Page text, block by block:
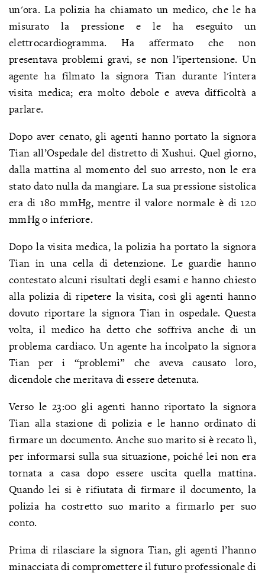
un'ora. La polizia ha chiamato un medico, che le ha
misurato la pressione e le ha eseguito un
elettrocardiogramma. Ha affermato che non
presentava problemi gravi, se non l’ipertensione. Un
agente ha filmato la signora Tian durante l'intera
visita medica; era molto debole e aveva difficoltà a
parlare.
Dopo aver cenato, gli agenti hanno portato la signora
Tian all’Ospedale del distretto di Xushui. Quel giorno,
dalla mattina al momento del suo arresto, non le era
stato dato nulla da mangiare. La sua pressione sistolica
era di 180 mmHg, mentre il valore normale è di 120
mmHg o inferiore.
Dopo la visita medica, la polizia ha portato la signora
Tian in una cella di detenzione. Le guardie hanno
contestato alcuni risultati degli esami e hanno chiesto
alla polizia di ripetere la visita, così gli agenti hanno
dovuto riportare la signora Tian in ospedale. Questa
volta, il medico ha detto che soffriva anche di un
problema cardiaco. Un agente ha incolpato la signora
Tian per i “problemi” che aveva causato loro,
dicendole che meritava di essere detenuta.
Verso le 23:00 gli agenti hanno riportato la signora
Tian alla stazione di polizia e le hanno ordinato di
firmare un documento. Anche suo marito si è recato lì,
per informarsi sulla sua situazione, poiché lei non era
tornata a casa dopo essere uscita quella mattina.
Quando lei si è rifiutata di firmare il documento, la
polizia ha costretto suo marito a firmarlo per suo
conto.
Prima di rilasciare la signora Tian, gli agenti l’hanno
minacciata di compromettere il futuro professionale di